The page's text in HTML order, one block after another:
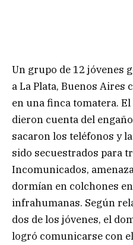
Un grupo de 12 jóvenes
a La Plata, Buenos
en una finca tomatera.
dieron cuenta del
sacaron los teléfonos y
sido secuestrados para
Incomunicados,
dormían en colchones
infrahumanas. Según
dos de los jóvenes, el
logró comunicarse con